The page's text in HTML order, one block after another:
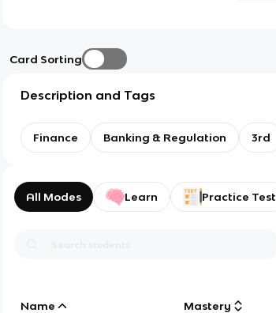
Card Sorting
Description and Tags
Finance Banking & Regulation 3rd
All Modes Learn Practice Test
Name Mastery